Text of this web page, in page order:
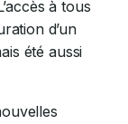
à tous
d’un
été aussi